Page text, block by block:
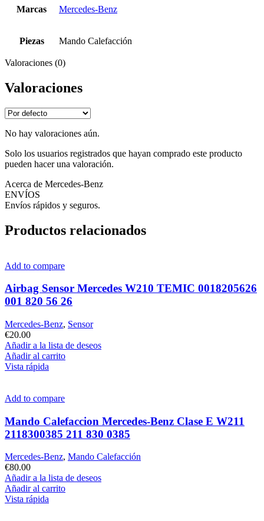
Marcas Mercedes-Benz
Piezas Mando Calefacción
Valoraciones (0)
Valoraciones
No hay valoraciones aún.
Solo los usuarios registrados que hayan comprado este producto
pueden hacer una valoración.
Acerca de Mercedes-Benz
ENVÍOS
Envíos rápidos y seguros.
Productos relacionados
Add to compare
Airbag Sensor Mercedes W210 TEMIC 0018205626
001 820 56 26
Mercedes-Benz, Sensor
€20.00
Añadir a la lista de deseos
Añadir al carrito
Vista rápida
Add to compare
Mando Calefaccion Mercedes-Benz Clase E W211
2118300385 211 830 0385
Mercedes-Benz, Mando Calefacción
€80.00
Añadir a la lista de deseos
Añadir al carrito
Vista rápida